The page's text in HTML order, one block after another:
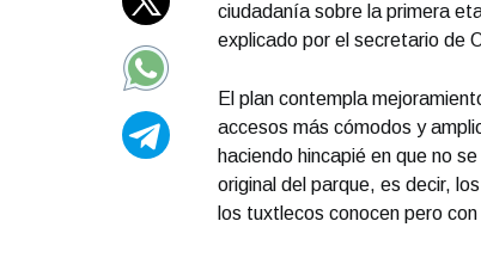
ciudadanía sobre la primera
explicado por el secretario de
El plan contempla
accesos más cómodos y
haciendo hincapié en que no
original del parque, es decir,
los tuxtlecos conocen pero